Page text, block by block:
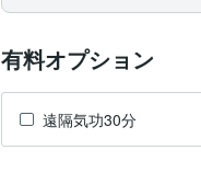
有料オプション
遠隔気功30分